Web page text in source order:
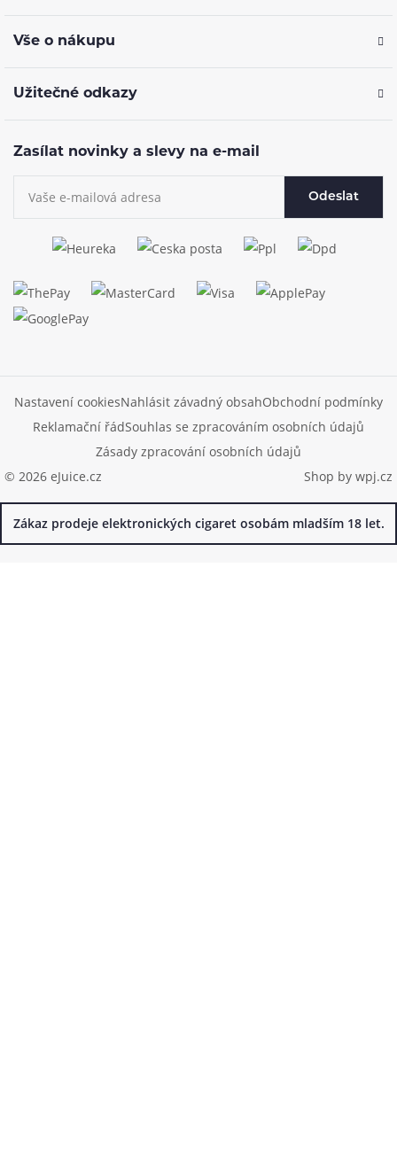
Vše o nákupu
Užitečné odkazy
Zasílat novinky a slevy na e-mail
Odeslat
© 2026 eJuice.cz
Nastavení cookiesNahlásit závadný obsahObchodní podmínky
Reklamační řádSouhlas se zpracováním osobních údajů
Zásady zpracování osobních údajů
Shop by wpj.cz
Zákaz prodeje elektronických cigaret osobám mladším 18 let.